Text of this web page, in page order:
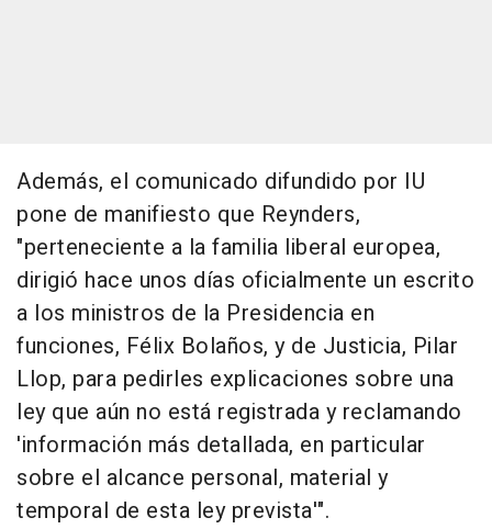
Además, el comunicado difundido por IU
pone de manifiesto que Reynders,
"perteneciente a la familia liberal europea,
dirigió hace unos días oficialmente un escrito
a los ministros de la Presidencia en
funciones, Félix Bolaños, y de Justicia, Pilar
Llop, para pedirles explicaciones sobre una
ley que aún no está registrada y reclamando
'información más detallada, en particular
sobre el alcance personal, material y
temporal de esta ley prevista'".